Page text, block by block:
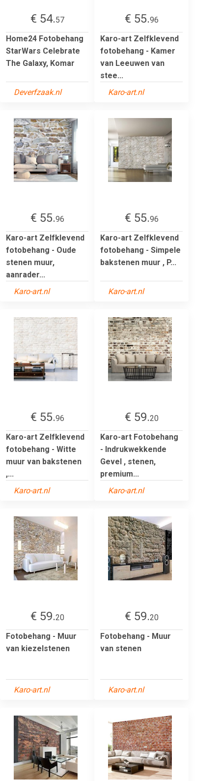
€ 54.57
Home24 Fotobehang
StarWars Celebrate
The Galaxy, Komar
Deverfzaak.nl
€ 55.96
Karo-art Zelfklevend
fotobehang - Kamer
van Leeuwen van
stee...
Karo-art.nl
€ 55.96
Karo-art Zelfklevend
fotobehang - Oude
stenen muur,
aanrader...
Karo-art.nl
€ 55.96
Karo-art Zelfklevend
fotobehang - Simpele
bakstenen muur , P...
Karo-art.nl
€ 55.96
Karo-art Zelfklevend
fotobehang - Witte
muur van bakstenen
,...
Karo-art.nl
€ 59.20
Karo-art Fotobehang
- Indrukwekkende
Gevel , stenen,
premium...
Karo-art.nl
€ 59.20
Fotobehang - Muur
van kiezelstenen
Karo-art.nl
€ 59.20
Fotobehang - Muur
van stenen
Karo-art.nl